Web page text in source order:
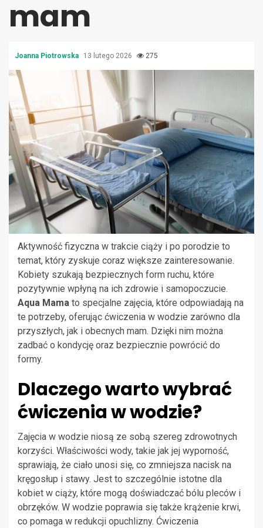
mam
Joanna Piotrowska 13 lutego 2026 275
Aktywność fizyczna w trakcie ciąży i po porodzie to
temat, który zyskuje coraz większe zainteresowanie.
Kobiety szukają bezpiecznych form ruchu, które
pozytywnie wpłyną na ich zdrowie i samopoczucie.
Aqua Mama to specjalne zajęcia, które odpowiadają na
te potrzeby, oferując ćwiczenia w wodzie zarówno dla
przyszłych, jak i obecnych mam. Dzięki nim można
zadbać o kondycję oraz bezpiecznie powrócić do
formy.
Dlaczego warto wybrać
ćwiczenia w wodzie?
Zajęcia w wodzie niosą ze sobą szereg zdrowotnych
korzyści. Właściwości wody, takie jak jej wyporność,
sprawiają, że ciało unosi się, co zmniejsza nacisk na
kręgosłup i stawy. Jest to szczególnie istotne dla
kobiet w ciąży, które mogą doświadczać bólu pleców i
obrzęków. W wodzie poprawia się także krążenie krwi,
co pomaga w redukcji opuchlizny. Ćwiczenia